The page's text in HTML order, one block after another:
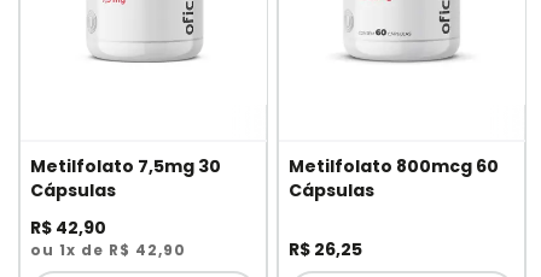
Metilfolato 7,5mg 30
Cápsulas
R$ 42,90
ou 1x de R$ 42,90
Metilfolato 800mcg 60
Cápsulas
R$ 26,25